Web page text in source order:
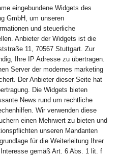
eingebundene Widgets des
GmbH, um unseren
und steuerliche
Anbieter der Widgets ist die
11, 70567 Stuttgart. Zur
Ihre IP Adresse zu übertragen.
Server der modernes marketing
Der Anbieter dieser Seite hat
Die Widgets bieten
News rund um rechtliche
Wir verwenden diese
einen Mehrwert zu bieten und
unseren Mandanten
für die Weiterleitung Ihrer
gemäß Art. 6 Abs. 1 lit. f